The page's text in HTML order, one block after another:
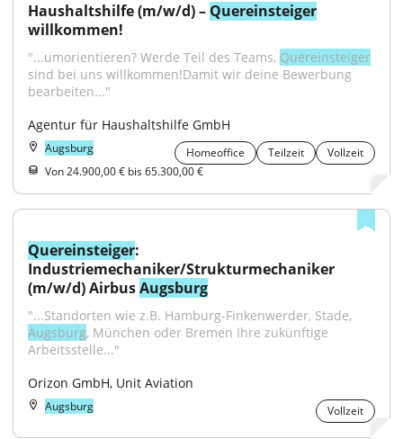
Haushaltshilfe (m/w/d) – Quereinsteiger
willkommen!
"...umorientieren? Werde Teil des Teams, Quereinsteiger
sind bei uns willkommen!Damit wir deine Bewerbung
bearbeiten..."
Agentur für Haushaltshilfe GmbH
Augsburg Homeoffice Teilzeit
Vollzeit
Von 24.900,00 € bis 65.300,00 €
Quereinsteiger:
Industriemechaniker/Strukturmechaniker
(m/w/d) Airbus Augsburg
Augsburg, München oder Bremen Ihre zukünftige
Arbeitsstelle..."
Orizon GmbH, Unit Aviation
Augsburg Vollzeit